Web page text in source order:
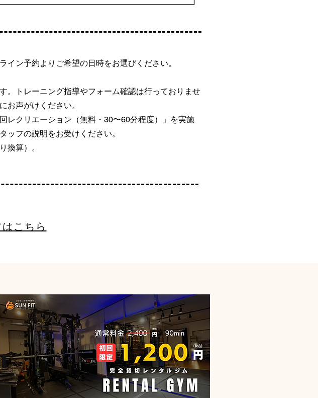
ン予約よりご希望の日時をお選びください。
。トレーニング指導やフォーム確認は行っておりませ
お声がけください。
レクリエーション（無料・30〜60分程度）」を実施
ッフの説明をお受けください。
換算）。
こちら